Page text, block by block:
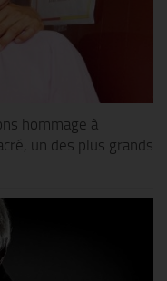
hommage à
un des plus grands